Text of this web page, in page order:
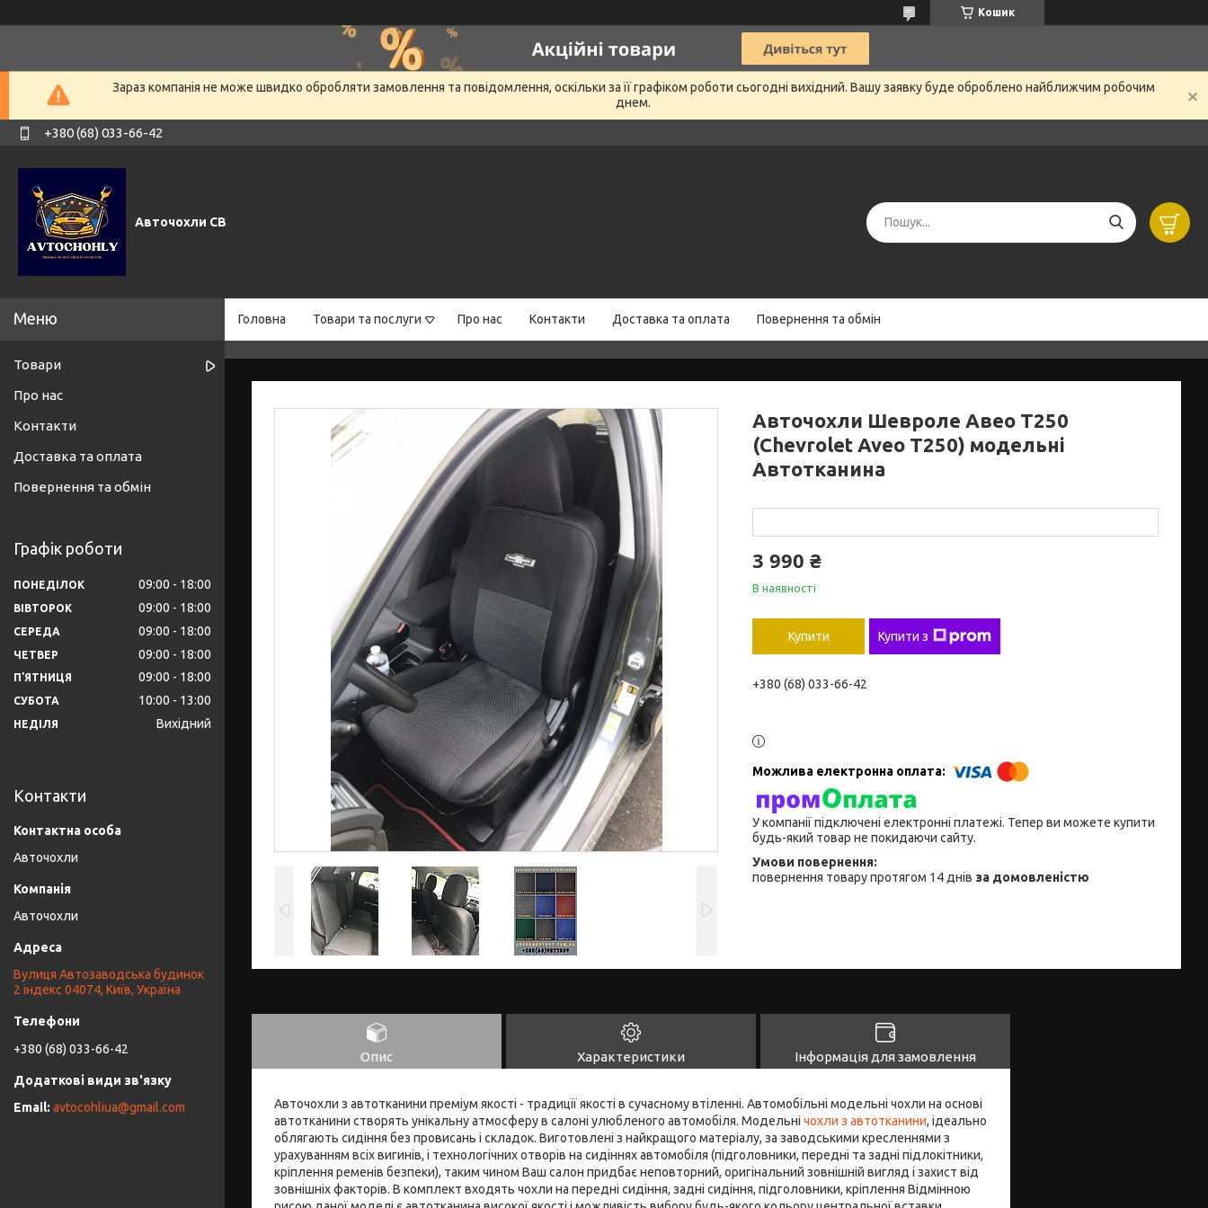
Кошик
Зараз компанія не може швидко обробляти замовлення та повідомлення, оскільки за її графіком роботи сьогодні вихідний. Вашу заявку буде оброблено найближчим робочим
днем.
+380 (68) 033-66-42
Авточохли СВ
Головна Товари та послуги Про нас Контакти Доставка та оплата Повернення та обмін
Авточохли Шевроле Авео Т250
(Chevrolet Aveo T250) модельні
Автотканина
3 990 ₴
В наявності
Купити Купити з
+380 (68) 033-66-42
У компанії підключені електронні платежі. Тепер ви можете купити
будь-який товар не покидаючи сайту.
повернення товару протягом 14 днів за домовленістю
Опис Характеристики Інформація для замовлення
Авточохли з автотканини преміум якості - традиції якості в сучасному втіленні. Автомобільні модельні чохли на основі
автотканини створять унікальну атмосферу в салоні улюбленого автомобіля. Модельні чохли з автотканини, ідеально
облягають сидіння без провисань і складок. Виготовлені з найкращого матеріалу, за заводськими кресленнями з
урахуванням всіх вигинів, і технологічних отворів на сидіннях автомобіля (підголовники, передні та задні підлокітники,
кріплення ременів безпеки), таким чином Ваш салон придбає неповторний, оригінальний зовнішній вигляд і захист від
зовнішніх факторів. В комплект входять чохли на передні сидіння, задні сидіння, підголовники, кріплення Відмінною
Товари
Про нас
Контакти
Доставка та оплата
Повернення та обмін
Графік роботи
ПОНЕДІЛОК 09:00 18:00
ВІВТОРОК 09:00 18:00
СЕРЕДА 09:00 18:00
ЧЕТВЕР 09:00 18:00
ПʼЯТНИЦЯ 09:00 18:00
СУБОТА 10:00 13:00
НЕДІЛЯ Вихідний
Контакти
Авточохли
Авточохли
Вулиця Автозаводська будинок
2 індекс 04074, Київ, Україна
+380 (68) 033-66-42
avtocohliua@gmail.com